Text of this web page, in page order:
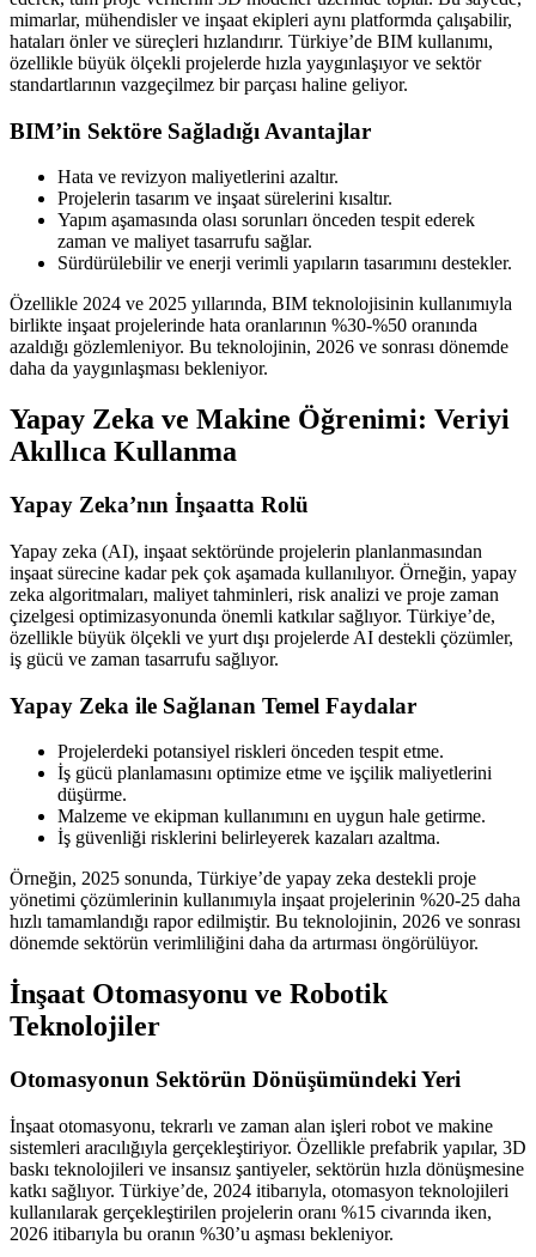
mimarlar, mühendisler ve inşaat ekipleri aynı platformda çalışabilir,
hataları önler ve süreçleri hızlandırır. Türkiye’de BIM kullanımı,
özellikle büyük ölçekli projelerde hızla yaygınlaşıyor ve sektör
standartlarının vazgeçilmez bir parçası haline geliyor.
BIM’in Sektöre Sağladığı Avantajlar
Hata ve revizyon maliyetlerini azaltır.
Projelerin tasarım ve inşaat sürelerini kısaltır.
Yapım aşamasında olası sorunları önceden tespit ederek
zaman ve maliyet tasarrufu sağlar.
Sürdürülebilir ve enerji verimli yapıların tasarımını destekler.
Özellikle 2024 ve 2025 yıllarında, BIM teknolojisinin kullanımıyla
birlikte inşaat projelerinde hata oranlarının %30-%50 oranında
azaldığı gözlemleniyor. Bu teknolojinin, 2026 ve sonrası dönemde
daha da yaygınlaşması bekleniyor.
Yapay Zeka ve Makine Öğrenimi: Veriyi
Akıllıca Kullanma
Yapay Zeka’nın İnşaatta Rolü
Yapay zeka (AI), inşaat sektöründe projelerin planlanmasından
inşaat sürecine kadar pek çok aşamada kullanılıyor. Örneğin, yapay
zeka algoritmaları, maliyet tahminleri, risk analizi ve proje zaman
çizelgesi optimizasyonunda önemli katkılar sağlıyor. Türkiye’de,
özellikle büyük ölçekli ve yurt dışı projelerde AI destekli çözümler,
iş gücü ve zaman tasarrufu sağlıyor.
Yapay Zeka ile Sağlanan Temel Faydalar
Projelerdeki potansiyel riskleri önceden tespit etme.
İş gücü planlamasını optimize etme ve işçilik maliyetlerini
düşürme.
Malzeme ve ekipman kullanımını en uygun hale getirme.
İş güvenliği risklerini belirleyerek kazaları azaltma.
Örneğin, 2025 sonunda, Türkiye’de yapay zeka destekli proje
yönetimi çözümlerinin kullanımıyla inşaat projelerinin %20-25 daha
hızlı tamamlandığı rapor edilmiştir. Bu teknolojinin, 2026 ve sonrası
dönemde sektörün verimliliğini daha da artırması öngörülüyor.
İnşaat Otomasyonu ve Robotik
Teknolojiler
Otomasyonun Sektörün Dönüşümündeki Yeri
İnşaat otomasyonu, tekrarlı ve zaman alan işleri robot ve makine
sistemleri aracılığıyla gerçekleştiriyor. Özellikle prefabrik yapılar, 3D
baskı teknolojileri ve insansız şantiyeler, sektörün hızla dönüşmesine
katkı sağlıyor. Türkiye’de, 2024 itibarıyla, otomasyon teknolojileri
kullanılarak gerçekleştirilen projelerin oranı %15 civarında iken,
2026 itibarıyla bu oranın %30’u aşması bekleniyor.